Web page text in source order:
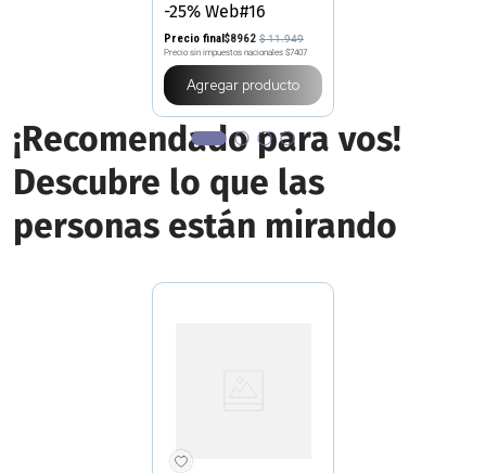
-25% Web#16
Precio final$8962 $11.949
Precio sin impuestos nacionales $7407
Agregar producto
¡Recomendado para vos!
Descubre lo que las
personas están mirando